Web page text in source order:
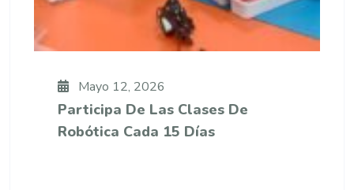
Mayo 12, 2026
Participa De Las Clases De
Robótica Cada 15 Días